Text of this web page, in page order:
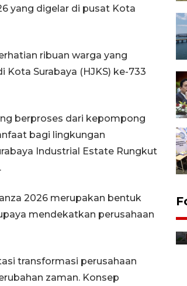
yang digelar di pusat Kota
ribuan warga yang
Surabaya (HJKS) ke-733
berproses dari kepompong
bagi lingkungan
Industrial Estate Rungkut
2026 merupakan bentuk
mendekatkan perusahaan
transformasi perusahaan
zaman. Konsep
bantuan mesin